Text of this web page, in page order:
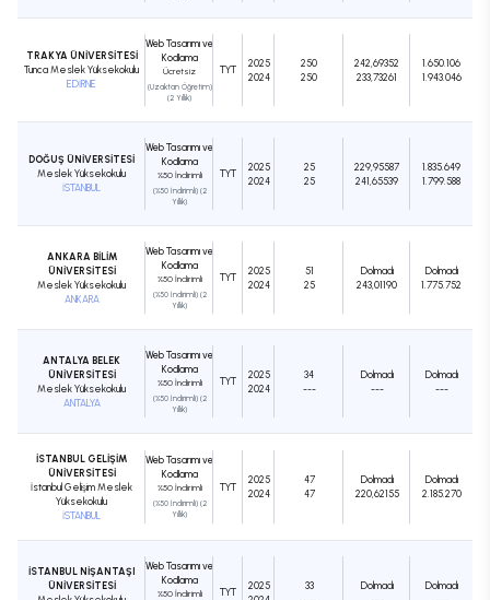
TRAKYA ÜNİVERSİTESİ
Tunca Meslek Yüksekokulu
EDİRNE
Web Tasarımı ve
Kodlama
Ücretsiz
(Uzaktan Öğretim)
(2 Yıllık)
TYT
2025
2024
250
250
242,69352
233,73261
1.650.106
1.943.046
DOĞUŞ ÜNİVERSİTESİ
Meslek Yüksekokulu
İSTANBUL
Web Tasarımı ve
Kodlama
%50 İndirimli
(%50 İndirimli) (2
Yıllık)
TYT
2025
2024
25
25
229,95587
241,65539
1.835.649
1.799.588
ANKARA BİLİM
ÜNİVERSİTESİ
Meslek Yüksekokulu
ANKARA
Web Tasarımı ve
Kodlama
%50 İndirimli
(%50 İndirimli) (2
Yıllık)
TYT
2025
2024
51
25
Dolmadı
243,01190
Dolmadı
1.775.752
ANTALYA BELEK
ÜNİVERSİTESİ
Meslek Yüksekokulu
ANTALYA
Web Tasarımı ve
Kodlama
%50 İndirimli
(%50 İndirimli) (2
Yıllık)
TYT
2025
2024
34
---
Dolmadı
---
Dolmadı
---
İSTANBUL GELİŞİM
ÜNİVERSİTESİ
İstanbul Gelişim Meslek
Yüksekokulu
İSTANBUL
Web Tasarımı ve
Kodlama
%50 İndirimli
(%50 İndirimli) (2
Yıllık)
TYT
2025
2024
47
47
Dolmadı
220,62155
Dolmadı
2.185.270
İSTANBUL NİŞANTAŞI
ÜNİVERSİTESİ
Web Tasarımı ve
Kodlama
%50 İndirimli TYT
2025
33
Dolmadı
Dolmadı